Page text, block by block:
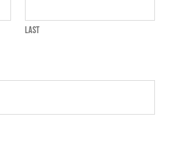
Last